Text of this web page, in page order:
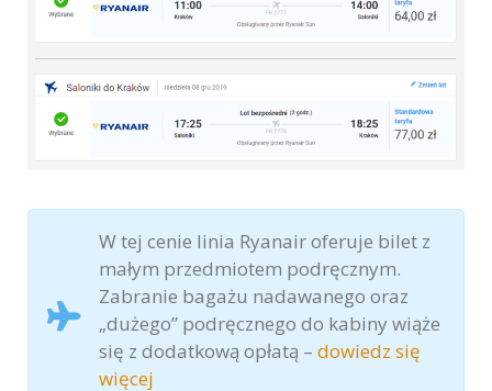
W tej cenie linia Ryanair oferuje bilet z
małym przedmiotem podręcznym.
Zabranie bagażu nadawanego oraz
„dużego” podręcznego do kabiny wiąże
się z dodatkową opłatą – dowiedz się
więcej